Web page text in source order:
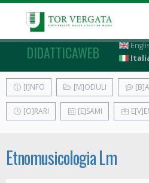
DIDATTICAWEB
[I]NFO [M]ODULI
[O]RARI [E]SAMI
Etnomusicologia Lm